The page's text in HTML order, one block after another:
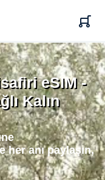
eSIM -
Kalın
her anı paylaşın,